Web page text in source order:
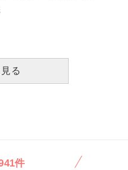
もう頑張れないかもしれな
」と思っています。 この
で心が折れないように心の
きる情報源から情報を得た
す…
…って漠然と考えてしまい
る
件